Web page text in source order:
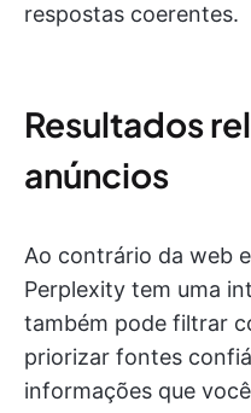
respostas coerentes.
Resultados
anúncios
Ao contrário da web
Perplexity tem uma
também pode filtrar
priorizar fontes
informações que